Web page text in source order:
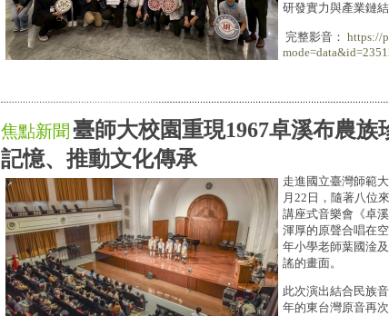
研發實力與產業鏈結
完整影音： https://
焦點新聞臺師大校園重現1967卓溪布農
記憶、推動文化傳承
走進國立臺灣師範
月22日，隨著八位
講座式音樂會《卓
渾厚的原聲合唱在
年小學老師葉國淦
謠的畫面。
此次演出結合民族
年的東台灣原音再